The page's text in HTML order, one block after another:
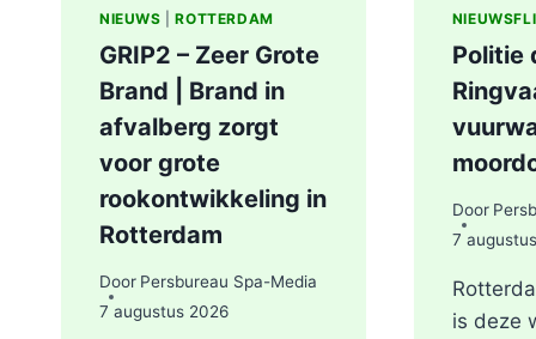
NIEUWS |ROTTERDAM
GRIP2 – Zeer Grote
Brand | Brand in
afvalberg zorgt
voor grote
rookontwikkeling in
Rotterdam
Door Persbureau Spa-Media
7 augustus 2026
Politie
Door
7
is deze